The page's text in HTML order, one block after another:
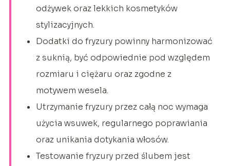
odżywek oraz lekkich kosmetyków
stylizacyjnych.
Dodatki do fryzury powinny harmonizować
z suknią, być odpowiednie pod względem
rozmiaru i ciężaru oraz zgodne z
motywem wesela.
Utrzymanie fryzury przez całą noc wymaga
użycia wsuwek, regularnego poprawiania
oraz unikania dotykania włosów.
Testowanie fryzury przed ślubem jest